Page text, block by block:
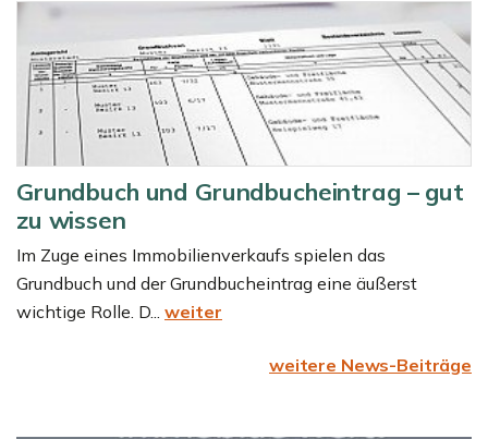
Grundbuch und Grundbucheintrag – gut
zu wissen
Im Zuge eines Immobilienverkaufs spielen das
Grundbuch und der Grundbucheintrag eine äußerst
wichtige Rolle. D... weiter
weitere News-Beiträge